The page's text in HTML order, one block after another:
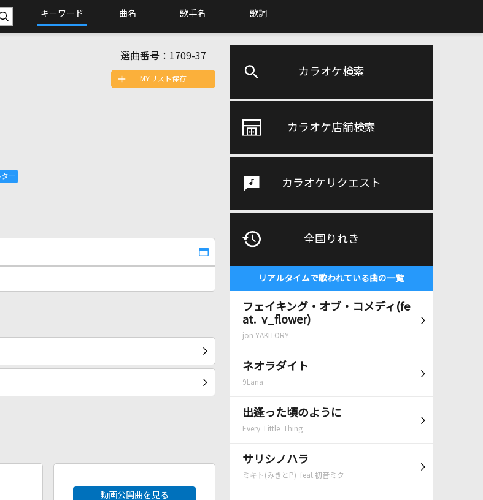
キーワード 曲名 歌手名 歌詞
カラオケ検索
カラオケ店舗検索
カラオケリクエスト
全国りれき
リアルタイムで歌われている曲の一覧
フェイキング・オブ・コメディ(fe
at. v_flower)
jon-YAKITORY
ネオラダイト
9Lana
出逢った頃のように
Every Little Thing
サリシノハラ
ミキト(みきとP) feat.初音ミク
選曲番号： 1709-37
MYリスト保存
動画公開曲を見る